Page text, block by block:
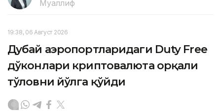
Муаллиф
19:38, 06 Август 2026
Дубай аэропортларидаги Duty Free
дўконлари криптовалюта орқали
тўловни йўлга қўйди